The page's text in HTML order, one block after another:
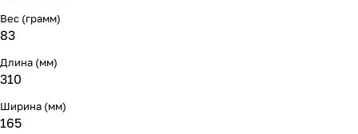
Вес (грамм)
83
Длина (мм)
310
Ширина (мм)
165